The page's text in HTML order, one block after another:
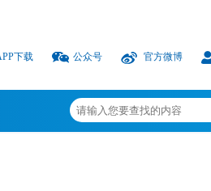
下载 公众号 官方微博